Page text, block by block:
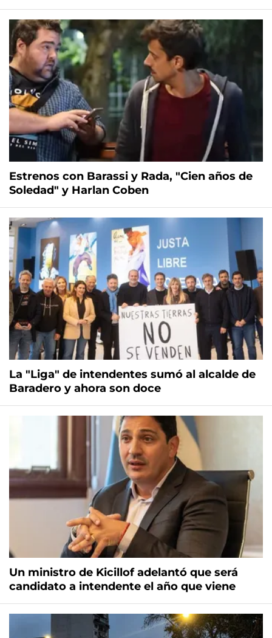
Estrenos con Barassi y Rada, "Cien años de
Soledad" y Harlan Coben
La "Liga" de intendentes sumó al alcalde de
Baradero y ahora son doce
Un ministro de Kicillof adelantó que será
candidato a intendente el año que viene